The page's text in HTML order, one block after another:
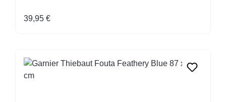
Regulärer Preis:
39,95 €